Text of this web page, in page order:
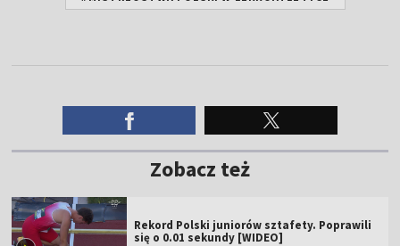
Zobacz też
Rekord Polski juniorów sztafety. Poprawili
się o 0.01 sekundy [WIDEO]